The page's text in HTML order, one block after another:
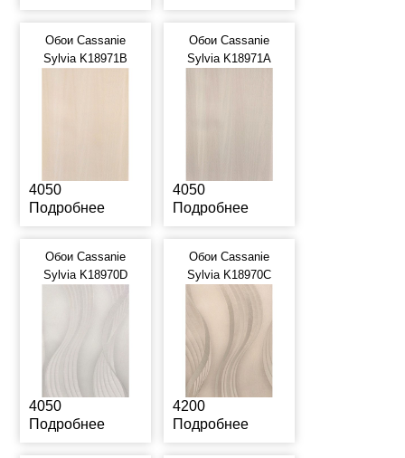
Обои Cassanie
Sylvia K18971B
4050
Подробнее
Обои Cassanie
Sylvia K18971A
4050
Подробнее
Обои Cassanie
Sylvia K18970D
4050
Подробнее
Обои Cassanie
Sylvia K18970C
4200
Подробнее